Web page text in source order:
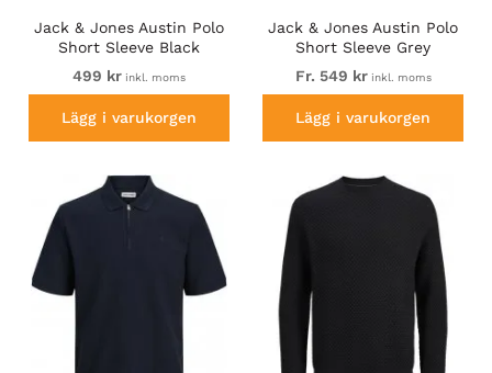
Jack & Jones Austin Polo
Short Sleeve Black
499 krinkl. moms
Lägg i varukorgen
Jack & Jones Austin Polo
Short Sleeve Grey
Fr. 549 krinkl. moms
Lägg i varukorgen